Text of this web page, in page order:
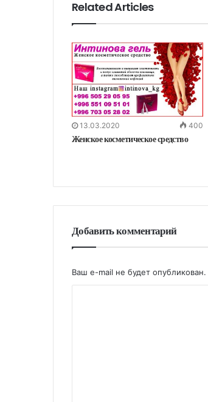
Related Articles
13.03.2020 400
Женское косметическое средство
Добавить комментарий
Ваш e-mail не будет опубликован.